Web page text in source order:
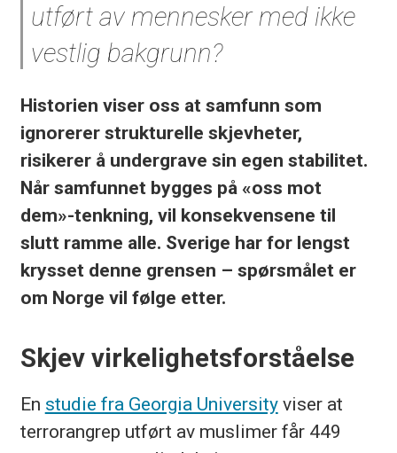
utført av mennesker med ikke
vestlig bakgrunn?
Historien viser oss at samfunn som
ignorerer strukturelle skjevheter,
risikerer å undergrave sin egen stabilitet.
Når samfunnet bygges på «oss mot
dem»-tenkning, vil konsekvensene til
slutt ramme alle. Sverige har for lengst
krysset denne grensen – spørsmålet er
om Norge vil følge etter.
Skjev virkelighetsforståelse
En studie fra Georgia Universityviser at
terrorangrep utført av muslimer får 449